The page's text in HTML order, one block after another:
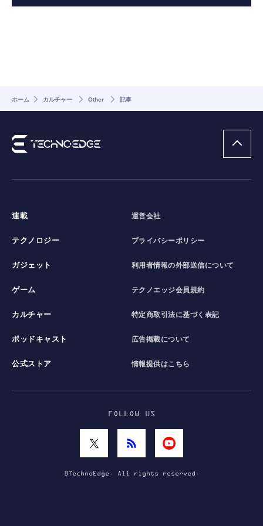
ホーム カルチャー Other 記事
連載
テクノロジー
ガジェット
ゲーム
カルチャー
ポッドキャスト
公式ストア
運営会社
プライバシーポリシー
利用者情報の外部送信について
テクノエッジ会員規約
特定商取引法に基づく表記
広告掲載について
情報提供はこちら
FOLLOW US
©TechnoEdge. All rights reserved.